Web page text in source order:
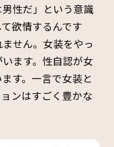
性だ」という意識
欲情するんです
せん。女装をやっ
ます。性自認が女
す。一言で女装と
ンはすごく豊かな